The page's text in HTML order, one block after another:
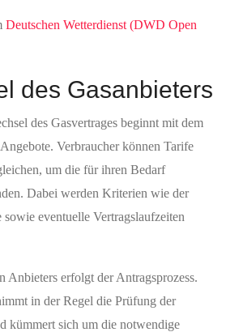
Deutschen Wetterdienst (DWD Open
des Gasanbieters
des Gasvertrages beginnt mit dem
Verbraucher können Tarife
um die für ihren Bedarf
Dabei werden Kriterien wie der
eventuelle Vertragslaufzeiten
Anbieters erfolgt der Antragsprozess.
in der Regel die Prüfung der
kümmert sich um die notwendige